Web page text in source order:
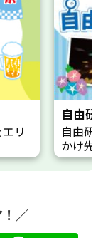
リ
自由研
自由研
かけ先
／